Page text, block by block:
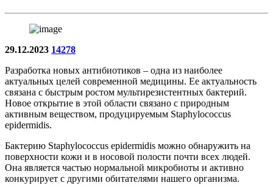
29.12.2023 14278
Разработка новых антибиотиков – одна из наиболее
актуальных целей современной медицины. Ее актуальность
связана с быстрым ростом мультирезистентных бактерий.
Новое открытие в этой области связано с природным
активным веществом, продуцируемым Staphylococcus
epidermidis.
Бактерию Staphylococcus epidermidis можно обнаружить на
поверхности кожи и в носовой полости почти всех людей.
Она является частью нормальной микробиоты и активно
конкурирует с другими обитателями нашего организма.